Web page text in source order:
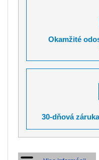
Okamžité
30-dňová záruka